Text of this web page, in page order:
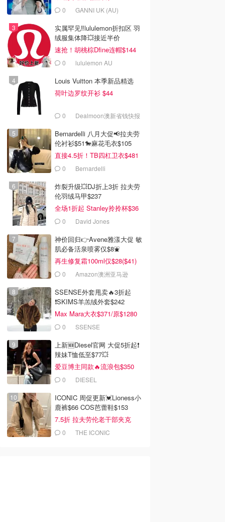
$3.00
牛奶巧克力
去购买
$6.00
Arnott's Tim Tam 巧克
力饼干 200g
去购买
0 GANNI UK (AU)
实属罕见‼️lululemon折扣区 羽
绒服集体降💥接近半价
速抢！胡桃棕Dfine连帽$144
0 lululemon AU
Louis Vuitton 本季新品精选
荷叶边罗纹开衫 $44
0 Dealmoon澳新省钱快报
Bernardelli 八月大促📢拉夫劳
伦衬衫$51🐎麻花毛衣$105
直接4.5折！TB四杠卫衣$481
0 Bernardelli
炸裂升级💥DJ折上3折 拉夫劳
伦羽绒马甲$237
全场1折起 Stanley拎拎杯$36
0 David Jones
神价回归👉Avene雅漾大促 敏
肌必备活泉喷雾仅$8⛲️
再生修复霜100ml仅$28($41)
0 Amazon澳洲亚马逊
SSENSE外套甩卖🔥3折起
❗SKIMS羊羔绒外套$242
Max Mara大衣$371/原$1280
0 SSENSE
上新🆕Diesel官网 大促5折起❗️
辣妹T恤低至$77💥
爱豆博主同款🔥流浪包$350
0 DIESEL
ICONIC 周促更新💓Lioness小
鹿裤$66 COS芭蕾鞋$153
7.5折 拉夫劳伦老干部夹克
$4190 THE ICONIC